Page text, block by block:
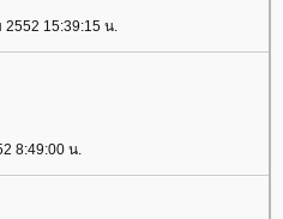
15:39:15 น.
8:49:00 น.